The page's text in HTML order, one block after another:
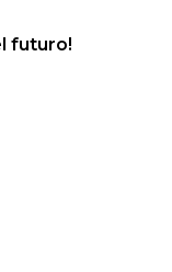
futuro!